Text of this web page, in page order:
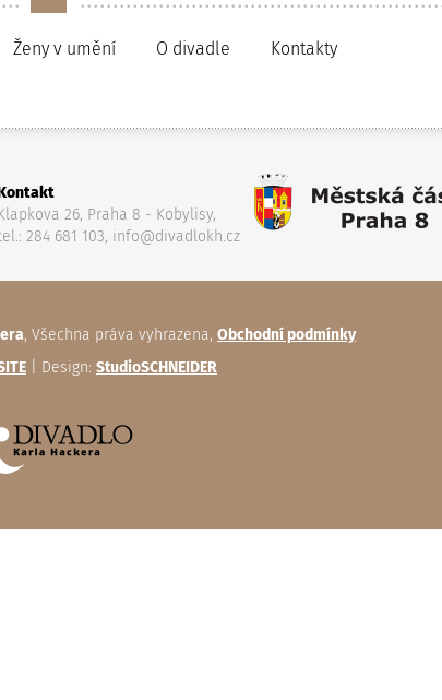
Ženy v umění O divadle Kontakty
26, Praha 8 - Kobylisy,
284 681 103, info@divadlokh.cz
, Všechna práva vyhrazena, Obchodní podmínky
| Design: StudioSCHNEIDER